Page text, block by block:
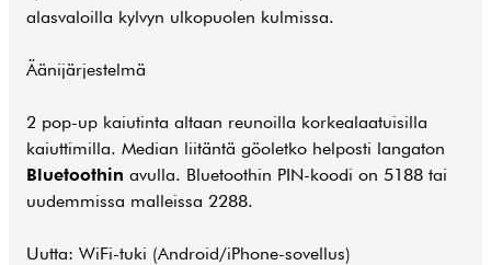
alasvaloilla kylvyn ulkopuolen kulmissa.
Äänijärjestelmä
2 pop-up kaiutinta altaan reunoilla korkealaatuisilla
kaiuttimilla. Median liitäntä göoletko helposti langaton
Bluetoothin avulla. Bluetoothin PIN-koodi on 5188 tai
uudemmissa malleissa 2288.
Uutta: WiFi-tuki (Android/iPhone-sovellus)